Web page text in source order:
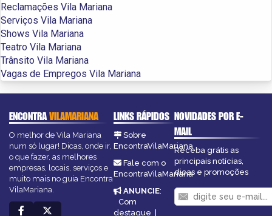
Reclamações Vila Mariana
Serviços Vila Mariana
Shows Vila Mariana
Teatro Vila Mariana
Trânsito Vila Mariana
Vagas de Empregos Vila Mariana
ENCONTRAVILAMARIANA
O melhor de Vila Mariana
num só lugar! Dicas, onde ir,
o que fazer, as melhores
empresas, locais, serviços e
muito mais no guia Encontra
VilaMariana.
LINKS RÁPIDOS
Sobre
EncontraVilaMariana
Fale com o
EncontraVilaMariana
ANUNCIE:
Com
destaque |
NOVIDADES POR E-
MAIL
Receba grátis as
principais notícias,
dicas e promoções